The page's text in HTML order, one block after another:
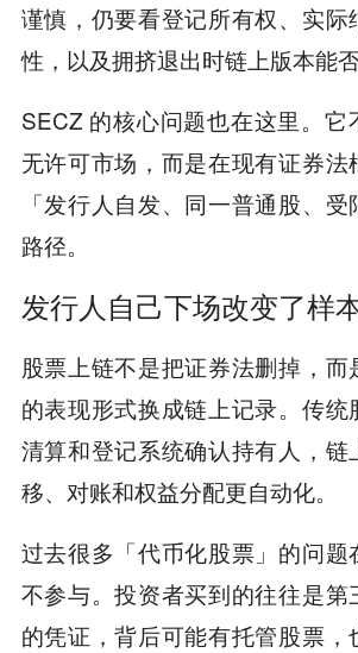
谨慎，仍要看登记所有权、实际
性，以及拥挤退出时链上版本能否
SECZ 的核心问题也在这里。它
无许可市场，而是在现有证券法
「发行人自发、同一普通股、
路径。
发行人自己下场改变了样
股票上链不是把证券法删掉，而
的表现形式换成链上记录。传统
清算和登记系统确认持有人，链
移、对账和权益分配更自动化。
过去很多「代币化股票」的问题
不参与。投资者买到的往往是第
的凭证，背后可能有托管股票